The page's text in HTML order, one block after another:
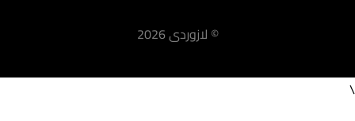
© لازوردى2026
\